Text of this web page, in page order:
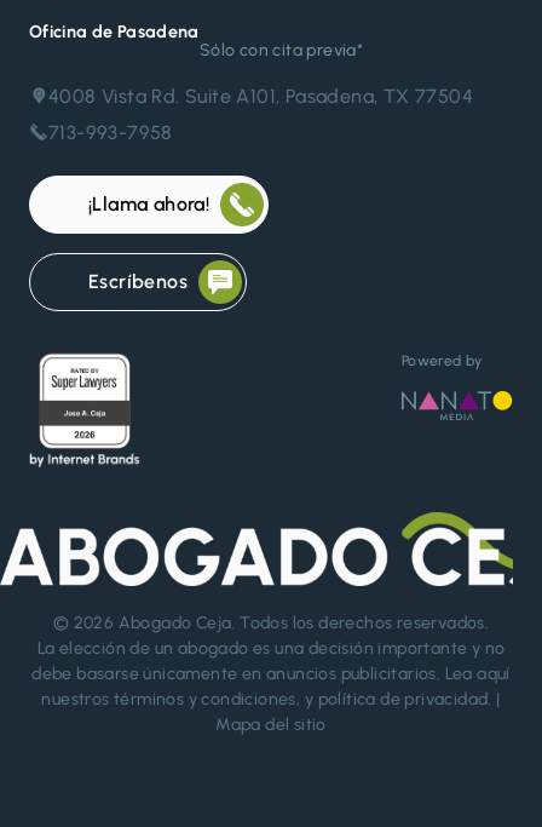
Oficina de Pasadena
Sólo con cita previa*
4008 Vista Rd. Suite A101, Pasadena, TX 77504
713-993-7958
¡Llama ahora!
Escríbenos
Powered by
© 2026 Abogado Ceja. Todos los derechos reservados.
La elección de un abogado es una decisión importante y no
debe basarse únicamente en anuncios publicitarios. Lea aquí
nuestrostérminos y condiciones, y política de privacidad. |
Mapa del sitio